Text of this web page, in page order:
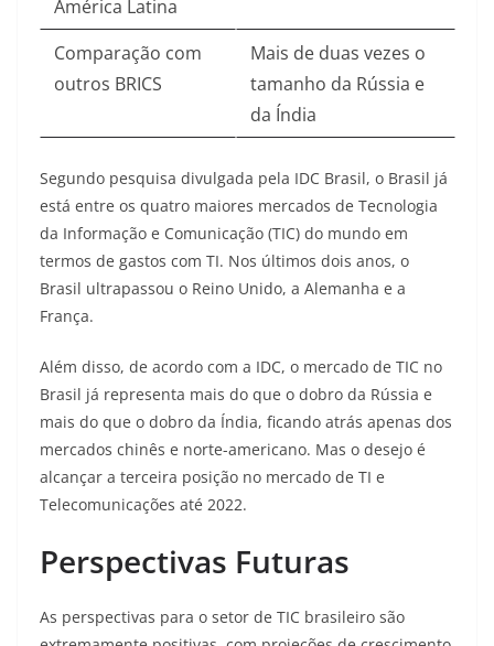
América Latina
Comparação com
outros BRICS
Mais de duas vezes o
tamanho da Rússia e
da Índia
Segundo pesquisa divulgada pela IDC Brasil, o Brasil já
está entre os quatro maiores mercados de Tecnologia
da Informação e Comunicação (TIC) do mundo em
termos de gastos com TI. Nos últimos dois anos, o
Brasil ultrapassou o Reino Unido, a Alemanha e a
França.
Além disso, de acordo com a IDC, o mercado de TIC no
Brasil já representa mais do que o dobro da Rússia e
mais do que o dobro da Índia, ficando atrás apenas dos
mercados chinês e norte-americano. Mas o desejo é
alcançar a terceira posição no mercado de TI e
Telecomunicações até 2022.
Perspectivas Futuras
As perspectivas para o setor de TIC brasileiro são